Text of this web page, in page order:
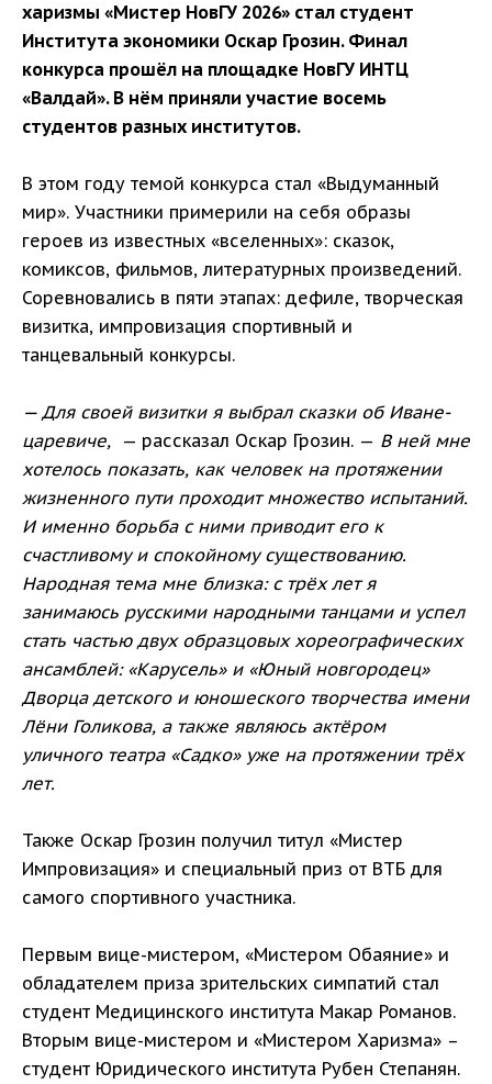
харизмы «Мистер НовГУ 2026» стал студент
Института экономики Оскар Грозин. Финал
конкурса прошёл на площадке НовГУ ИНТЦ
«Валдай». В нём приняли участие восемь
студентов разных институтов.
В этом году темой конкурса стал «Выдуманный
мир». Участники примерили на себя образы
героев из известных «вселенных»: сказок,
комиксов, фильмов, литературных произведений.
Соревновались в пяти этапах: дефиле, творческая
визитка, импровизация спортивный и
танцевальный конкурсы.
— Для своей визитки я выбрал сказки об Иване-
царевиче, — рассказал Оскар Грозин. — В ней мне
хотелось показать, как человек на протяжении
жизненного пути проходит множество испытаний.
И именно борьба с ними приводит его к
счастливому и спокойному существованию.
Народная тема мне близка: с трёх лет я
занимаюсь русскими народными танцами и успел
стать частью двух образцовых хореографических
ансамблей: «Карусель» и «Юный новгородец»
Дворца детского и юношеского творчества имени
Лёни Голикова, а также являюсь актёром
уличного театра «Садко» уже на протяжении трёх
лет.
Также Оскар Грозин получил титул «Мистер
Импровизация» и специальный приз от ВТБ для
самого спортивного участника.
Первым вице-мистером, «Мистером Обаяние» и
обладателем приза зрительских симпатий стал
студент Медицинского института Макар Романов.
Вторым вице-мистером и «Мистером Харизма» –
студент Юридического института Рубен Степанян.